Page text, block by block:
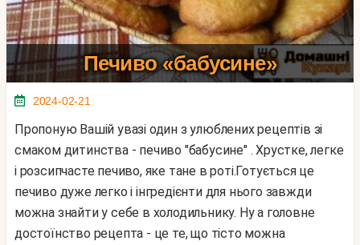
Печиво «бабусине»
2024-02-21
Пропоную Вашій увазі один з улюблених рецептів зі
смаком дитинства - печиво "бабусине" . Хрустке, легке
і розсипчасте печиво, яке тане в роті.Готується це
печиво дуже легко і інгредієнти для нього завжди
можна знайти у себе в холодильнику. Ну а головне
достоїнство рецепта - це те, що тісто можна